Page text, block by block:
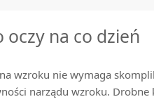
oczy na co dzień
wzroku nie wymaga
narządu wzroku.